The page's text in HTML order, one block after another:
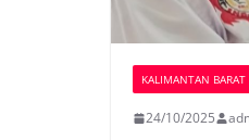
KALIMANTAN BARAT
24/10/2025